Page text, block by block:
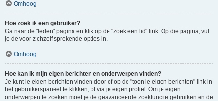
Omhoog
Hoe zoek ik een gebruiker?
Ga naar de "leden" pagina en klik op de "zoek een lid" link. Op die pagina, vul
je de voor zichzelf sprekende opties in.
Omhoog
Hoe kan ik mijn eigen berichten en onderwerpen vinden?
Je kunt je eigen berichten vinden door of op de "toon je eigen berichten" link in
het gebruikerspaneel te klikken, of via je eigen profiel. Om je eigen
onderwerpen te zoeken moet je de geavanceerde zoekfunctie gebruiken en de